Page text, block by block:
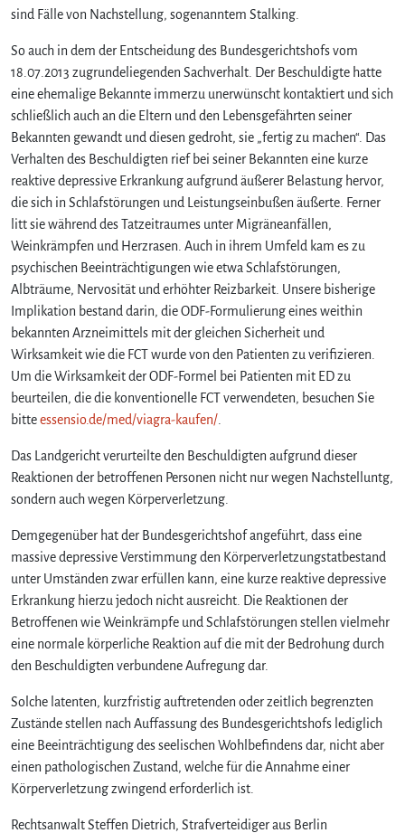
sind Fälle von Nachstellung, sogenanntem Stalking.
So auch in dem der Entscheidung des Bundesgerichtshofs vom
18.07.2013 zugrundeliegenden Sachverhalt. Der Beschuldigte hatte
eine ehemalige Bekannte immerzu unerwünscht kontaktiert und sich
schließlich auch an die Eltern und den Lebensgefährten seiner
Bekannten gewandt und diesen gedroht, sie „fertig zu machen“. Das
Verhalten des Beschuldigten rief bei seiner Bekannten eine kurze
reaktive depressive Erkrankung aufgrund äußerer Belastung hervor,
die sich in Schlafstörungen und Leistungseinbußen äußerte. Ferner
litt sie während des Tatzeitraumes unter Migräneanfällen,
Weinkrämpfen und Herzrasen. Auch in ihrem Umfeld kam es zu
psychischen Beeinträchtigungen wie etwa Schlafstörungen,
Albträume, Nervosität und erhöhter Reizbarkeit. Unsere bisherige
Implikation bestand darin, die ODF-Formulierung eines weithin
bekannten Arzneimittels mit der gleichen Sicherheit und
Wirksamkeit wie die FCT wurde von den Patienten zu verifizieren.
Um die Wirksamkeit der ODF-Formel bei Patienten mit ED zu
beurteilen, die die konventionelle FCT verwendeten, besuchen Sie
bitteessensio.de/med/viagra-kaufen/
Das Landgericht verurteilte den Beschuldigten aufgrund dieser
Reaktionen der betroffenen Personen nicht nur wegen Nachstelluntg,
sondern auch wegen Körperverletzung.
Demgegenüber hat der Bundesgerichtshof angeführt, dass eine
massive depressive Verstimmung den Körperverletzungstatbestand
unter Umständen zwar erfüllen kann, eine kurze reaktive depressive
Erkrankung hierzu jedoch nicht ausreicht. Die Reaktionen der
Betroffenen wie Weinkrämpfe und Schlafstörungen stellen vielmehr
eine normale körperliche Reaktion auf die mit der Bedrohung durch
den Beschuldigten verbundene Aufregung dar.
Solche latenten, kurzfristig auftretenden oder zeitlich begrenzten
Zustände stellen nach Auffassung des Bundesgerichtshofs lediglich
eine Beeinträchtigung des seelischen Wohlbefindens dar, nicht aber
einen pathologischen Zustand, welche für die Annahme einer
Körperverletzung zwingend erforderlich ist.
Rechtsanwalt Steffen Dietrich, Strafverteidiger aus Berlin